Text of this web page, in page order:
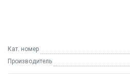
Кат. номер
Производитель